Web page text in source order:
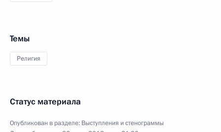
Темы
Религия
Статус материала
Опубликован в разделе: Выступления и стенограммы